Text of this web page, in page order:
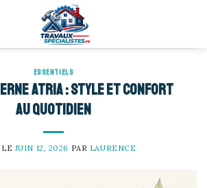
ESSENTIELS
ATRIA : Style et confort
au quotidien
LE JUIN 12, 2026 PAR LAURENCE